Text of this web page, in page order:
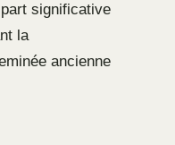
significative
la
ancienne